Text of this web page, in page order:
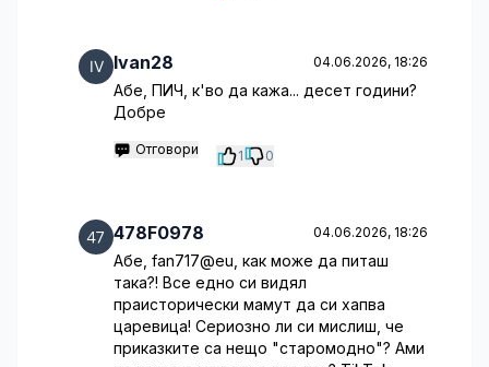
Ivan28 04.06.2026, 18:26
Абе, ПИЧ, к'во да кажа... десет години?
Добре
Отговори 1 0
478F0978 04.06.2026, 18:26
Абе, fan717@eu, как може да питаш
така?! Все едно си видял
праисторически мамут да си хапва
царевица! Сериозно ли си мислиш, че
приказките са нещо "старомодно"? Ами